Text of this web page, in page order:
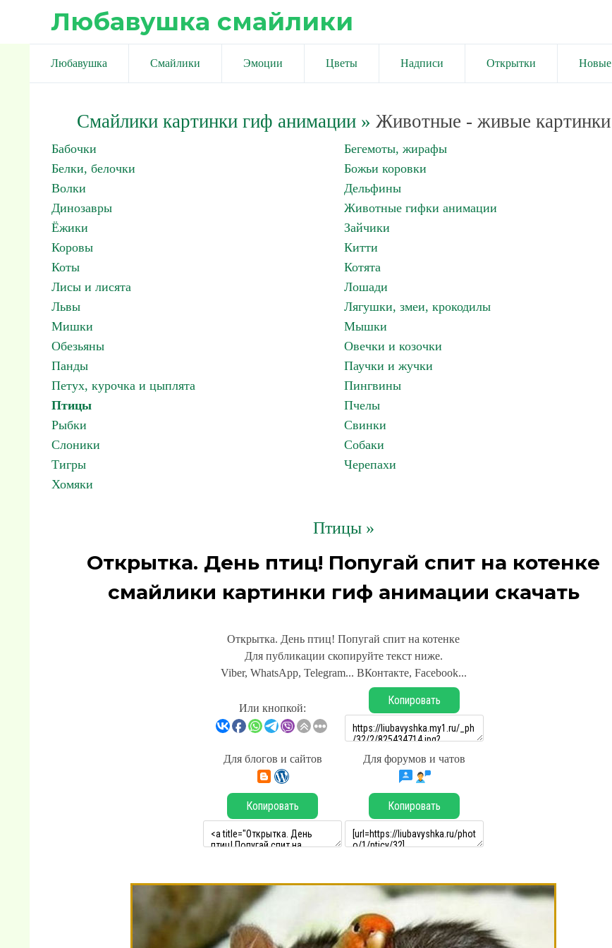
Любавушка смайлики
Любавушка Смайлики Эмоции Цветы Надписи Открытки Новые
Смайлики картинки гиф анимации» Животные - живые картинки
Бабочки
Бегемоты, жирафы
Белки, белочки
Божьи коровки
Волки
Дельфины
Динозавры
Животные гифки анимации
Ёжики
Зайчики
Коровы
Китти
Коты
Котята
Лисы и лисята
Лошади
Львы
Лягушки, змеи, крокодилы
Мишки
Мышки
Обезьяны
Овечки и козочки
Панды
Паучки и жучки
Петух, курочка и цыплята
Пингвины
Птицы
Пчелы
Рыбки
Свинки
Слоники
Собаки
Тигры
Черепахи
Хомяки
Птицы »
Открытка. День птиц! Попугай спит на котенке
смайлики картинки гиф анимации скачать
Открытка. День птиц! Попугай спит на котенке
Для публикации скопируйте текст ниже.
Viber, WhatsApp, Telegram... ВКонтакте, Facebook...
Или кнопкой:
Копировать
Для блогов и сайтов Для форумов и чатов
Копировать Копировать